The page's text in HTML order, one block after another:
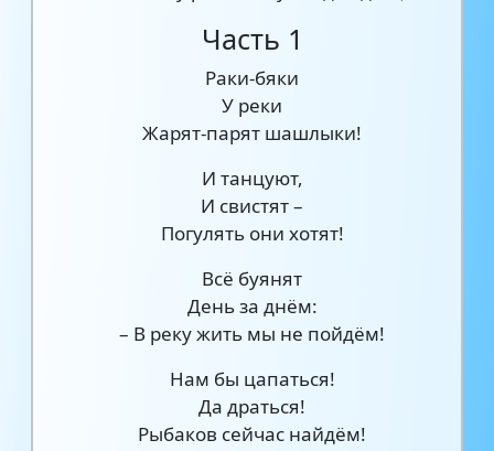
Часть 1
Раки-бяки
У реки
Жарят-парят шашлыки!
И танцуют,
И свистят –
Погулять они хотят!
Всё буянят
День за днём:
– В реку жить мы не пойдём!
Нам бы цапаться!
Да драться!
Рыбаков сейчас найдём!